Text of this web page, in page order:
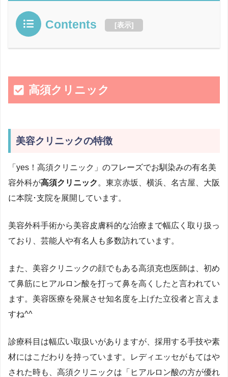
Contents [表示]
高須クリニック
美容クリニックの特徴
「yes！高須クリニック」のフレーズでお馴染みの有名美
容外科が高須クリニック 。東京赤坂、横浜、名古屋、大阪
に本院･支院を展開しています。
美容外科手術から美容皮膚科的な治療まで幅広く取り扱っ
ており、芸能人や有名人も多数訪れています。
また、美容クリニックの顔でもある高須克也医師は、初め
て鼻筋にヒアルロン酸を打って鼻を高くしたと言われてい
ます。美容医療を発展させ知名度を上げた立役者と言えま
すね^^
診療科目は幅広い取扱いがありますが、採用する手技や素
材にはこだわりを持っています。レディエッセがもてはや
された時も、高須クリニックは「ヒアルロン酸の方が優れ